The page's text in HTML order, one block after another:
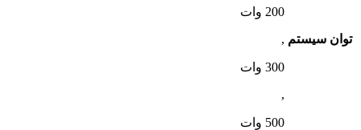
توان سیستم
200 وات
,
300 وات
,
500 وات